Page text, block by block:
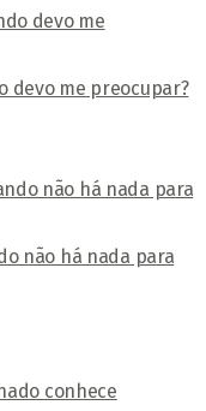
devo me preocupar?
não há nada para
conhece